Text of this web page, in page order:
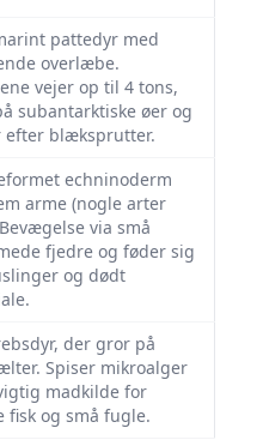
pattedyr med
overlæbe.
vejer op til 4 tons,
subantarktiske øer og
efter blæksprutter.
echninoderm
arme (nogle arter
via små
fjedre og føder sig
og dødt
der gror på
Spiser mikroalger
madkilde for
fisk og små fugle.